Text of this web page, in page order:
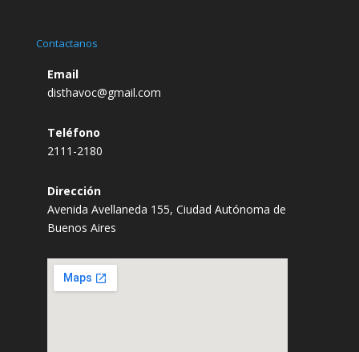
Contactanos
Email
disthavoc@gmail.com
Teléfono
2111-2180
Dirección
Avenida Avellaneda 155, Ciudad Autónoma de
Buenos Aires